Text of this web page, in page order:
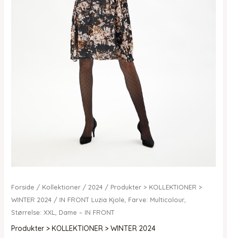
Forside / Kollektioner/ 2024 / Produkter > KOLLEKTIONER >
WINTER 2024 / IN FRONT Luzia Kjole, Farve: Multicolour,
Størrelse: XXL, Dame – IN FRONT
Produkter > KOLLEKTIONER > WINTER 2024